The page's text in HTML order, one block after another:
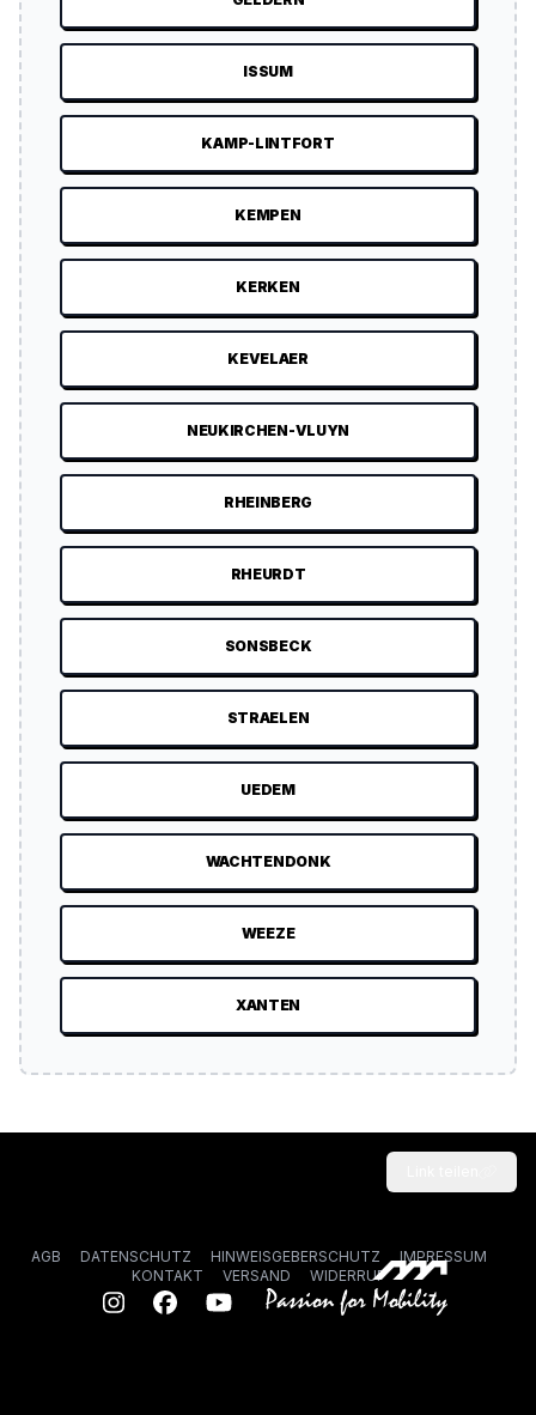
ISSUM
KAMP-LINTFORT
KEMPEN
KERKEN
KEVELAER
NEUKIRCHEN-VLUYN
RHEINBERG
RHEURDT
SONSBECK
STRAELEN
UEDEM
WACHTENDONK
WEEZE
XANTEN
AGB DATENSCHUTZ HINWEISGEBERSCHUTZ
IMPRESSUM
KONTAKT
VERSAND WIDERRUF